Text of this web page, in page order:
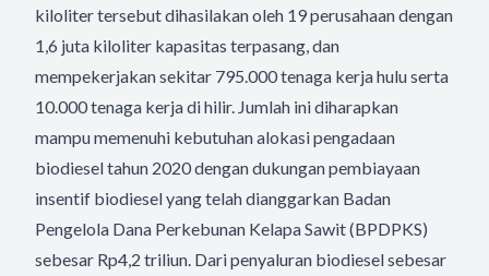
kiloliter tersebut dihasilakan oleh 19 perusahaan dengan
1,6 juta kiloliter kapasitas terpasang, dan
mempekerjakan sekitar 795.000 tenaga kerja hulu serta
10.000 tenaga kerja di hilir. Jumlah ini diharapkan
mampu memenuhi kebutuhan alokasi pengadaan
biodiesel tahun 2020 dengan dukungan pembiayaan
insentif biodiesel yang telah dianggarkan Badan
Pengelola Dana Perkebunan Kelapa Sawit (BPDPKS)
sebesar Rp4,2 triliun. Dari penyaluran biodiesel sebesar